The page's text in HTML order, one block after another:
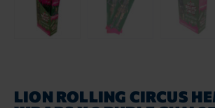
LION ROLLING CIRCUS